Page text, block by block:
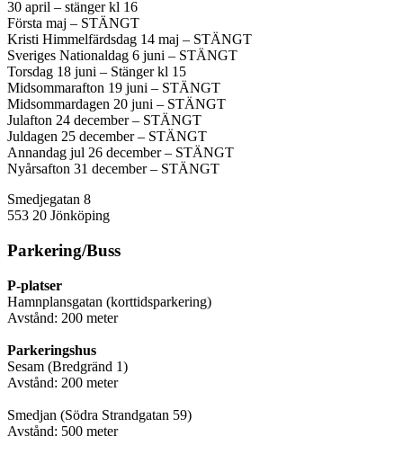
30 april – stänger kl 16
Första maj – STÄNGT
Kristi Himmelfärdsdag 14 maj – STÄNGT
Sveriges Nationaldag 6 juni – STÄNGT
Torsdag 18 juni – Stänger kl 15
Midsommarafton 19 juni – STÄNGT
Midsommardagen 20 juni – STÄNGT
Julafton 24 december – STÄNGT
Juldagen 25 december – STÄNGT
Annandag jul 26 december – STÄNGT
Nyårsafton 31 december – STÄNGT
Smedjegatan 8
553 20 Jönköping
Parkering/Buss
P-platser
Hamnplansgatan (korttidsparkering)
Avstånd: 200 meter
Parkeringshus
Sesam (Bredgränd 1)
Avstånd: 200 meter
Smedjan (Södra Strandgatan 59)
Avstånd: 500 meter